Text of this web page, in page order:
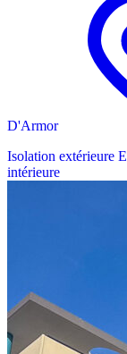
D'Armor
Isolation extérieure
intérieure